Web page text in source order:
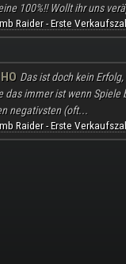
100%!! Wollt ihr uns
Raider - Erste
Das ist doch kein
das immer ist wenn Spiele
negativsten (oft...
Raider - Erste